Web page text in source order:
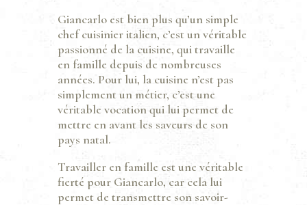
Giancarlo est bien plus qu’un simple
chef cuisinier italien, c’est un véritable
passionné de la cuisine, qui travaille
en famille depuis de nombreuses
années. Pour lui, la cuisine n’est pas
simplement un métier, c’est une
véritable vocation qui lui permet de
mettre en avant les saveurs de son
pays natal.
Travailler en famille est une véritable
fierté pour Giancarlo, car cela lui
permet de transmettre son savoir-